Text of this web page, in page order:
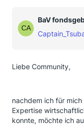
BaV
Liebe Community,
nachdem ich für
Expertise
konnte, möchte ich